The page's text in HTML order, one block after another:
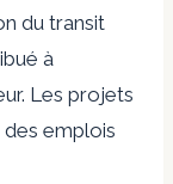
du transit
à
Les projets
emplois